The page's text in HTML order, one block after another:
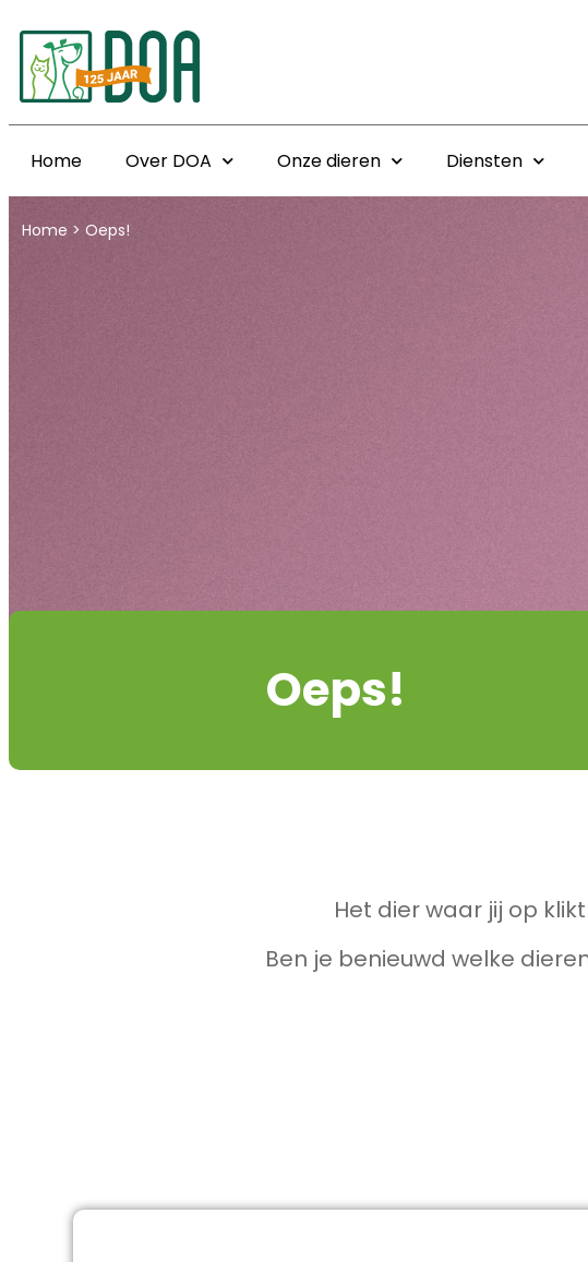
Home Over DOA Onze dieren Diensten
Home > Oeps!
Oeps!
Het dier waar jij op
Ben je benieuwd welke